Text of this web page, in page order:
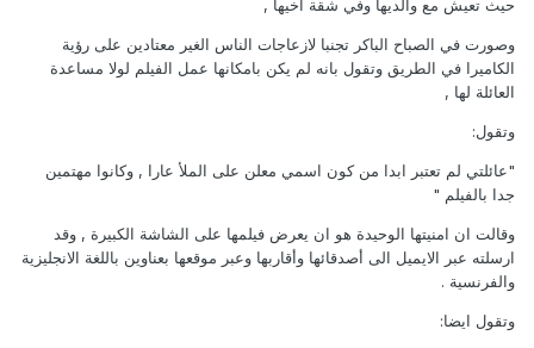
حيث تعيش مع والديها وفي شقة أخيها ,
وصورت في الصباح الباكر تجنبا لازعاجات الناس الغير معتادين على رؤية
الكاميرا في الطريق وتقول بانه لم يكن بامكانها عمل الفيلم لولا مساعدة
العائلة لها ,
وتقول:
"عائلتي لم تعتبر ابدا من كون اسمي معلن على الملأ عارا , وكانوا مهتمين
جدا بالفيلم "
وقالت ان امنيتها الوحيدة هو ان يعرض فيلمها على الشاشة الكبيرة , وقد
ارسلته عبر الايميل الى أصدقائها وأقاربها وعبر موقعها بعناوين باللغة الانجليزية
والفرنسية .
وتقول ايضا: